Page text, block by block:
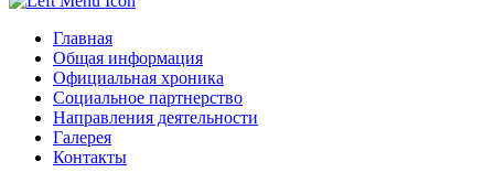
Главная
Общая информация
Официальная хроника
Социальное партнерство
Направления деятельности
Галерея
Контакты